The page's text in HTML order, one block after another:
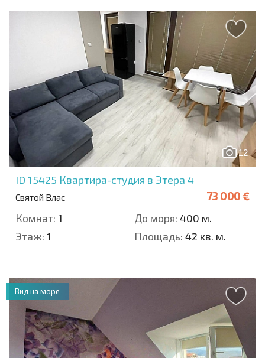
12
ID 15425 Квартира-студия в Этера 4
Святой Влас 73 000 €
Комнат: 1 До моря: 400 м.
Этаж: 1 Площадь: 42 кв. м.
Вид на море